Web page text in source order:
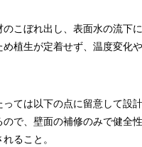
こぼれ出し、表面水の流下
植生が定着せず、温度変化
ては以下の点に留意して設計
で、壁面の補修のみで健全性
ること。